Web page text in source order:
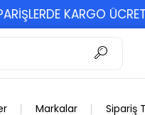
KARGO ÜCRETSİZ
Markalar Sipariş